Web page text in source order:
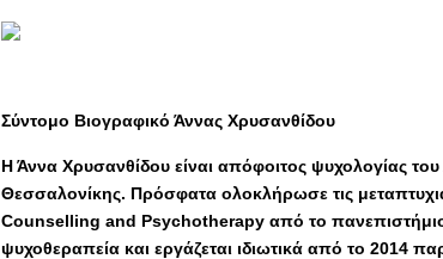
Σύντομο Βιογραφικό Άννας Χρυσανθίδου
Η Άννα Χρυσανθίδου είναι απόφοιτος ψυχολογίας
Θεσσαλονίκης. Πρόσφατα ολοκλήρωσε τις
Counselling and Psychotherapy από το πανεπιστήμιο
ψυχοθεραπεία και εργάζεται ιδιωτικά από το 2014